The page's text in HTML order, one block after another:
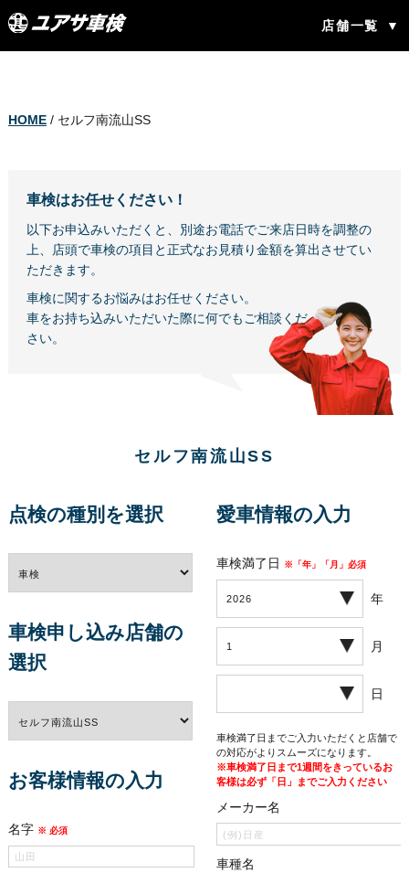
店舗一覧
HOME/ セルフ南流山SS
車検はお任せください！
以下お申込みいただくと、別途お電話でご来店日時を調整の
上、店頭で車検の項目と正式なお見積り金額を算出させてい
ただきます。
車検に関するお悩みはお任せください。
車をお持ち込みいただいた際に何でもご相談くだ
さい。
セルフ南流山SS
点検の種別を選択
車検申し込み店舗の
選択
お客様情報の入力
名字 ※ 必須
愛車情報の入力
車検満了日 ※「年」「月」必須
年
月
日
車検満了日までご入力いただくと店舗で
の対応がよりスムーズになります。
※車検満了日まで1週間をきっているお
客様は必ず「日」までご入力ください
メーカー名
車種名